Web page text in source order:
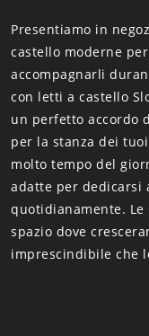
Presentiamo in
castello moderne
accompagnarli
con letti a castello
un perfetto accordo
per la stanza dei
molto tempo del
adatte per dedicarsi
quotidianamente.
spazio dove
imprescindibile che